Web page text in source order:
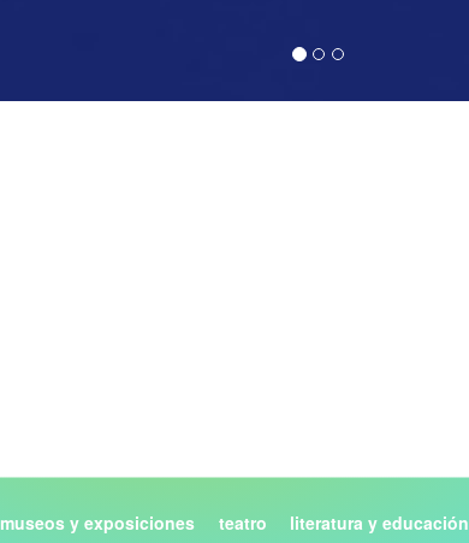
museos y exposiciones teatro literatura y educación